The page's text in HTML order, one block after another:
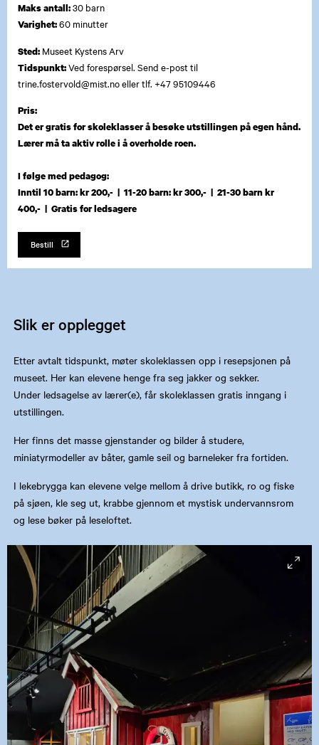
Maks antall:30 barn
Varighet:60 minutter
Sted: Museet Kystens Arv
Tidspunkt:Ved forespørsel. Send e-post til
trine.fostervold@mist.no eller tlf. +47 95109446
Pris:
Det er gratis for skoleklasser å besøke utstillingen på egen hånd.
Lærer må ta aktiv rolle i å overholde roen.
I følge med pedagog:
Inntil 10 barn: kr 200,- | 11-20 barn: kr 300,- | 21-30 barn kr
400,- | Gratis for ledsagere
Bestill
Slik er opplegget
Etter avtalt tidspunkt, møter skoleklassen opp i resepsjonen på
museet. Her kan elevene henge fra seg jakker og sekker.
Under ledsagelse av lærer(e), får skoleklassen gratis inngang i
utstillingen.
Her finns det masse gjenstander og bilder å studere,
miniatyrmodeller av båter, gamle seil og barneleker fra fortiden.
I lekebrygga kan elevene velge mellom å drive butikk, ro og fiske
på sjøen, kle seg ut, krabbe gjennom et mystisk undervannsrom
og lese bøker på leseloftet.